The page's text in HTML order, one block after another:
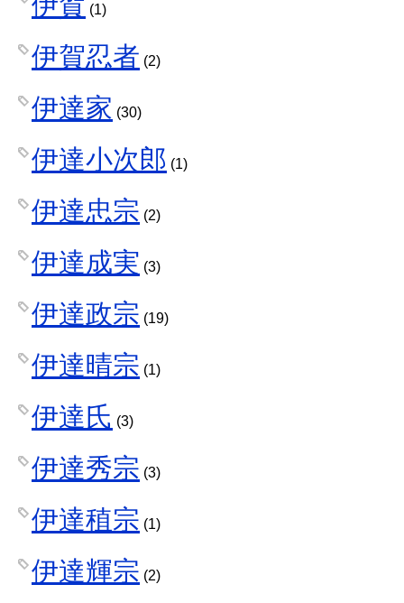
(1)
伊賀忍者 (2)
伊達家 (30)
伊達小次郎 (1)
伊達忠宗 (2)
伊達成実 (3)
伊達政宗 (19)
伊達晴宗 (1)
伊達氏 (3)
伊達秀宗 (3)
伊達稙宗 (1)
伊達輝宗 (2)